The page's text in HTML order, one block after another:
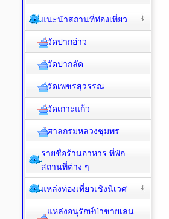
แนะนำสถานที่ท่องเที่ยว
วัดปากอ่าว
วัดปากลัด
วัดเพชรสุวรรณ
วัดเกาะแก้ว
ศาลกรมหลวงชุมพร
รายชื่อร้านอาหาร ที่พัก
สถานที่ต่าง ๆ
แหล่งท่องเที่ยวเชิงนิเวศ
แหล่งอนุรักษ์ป่าชายเลน